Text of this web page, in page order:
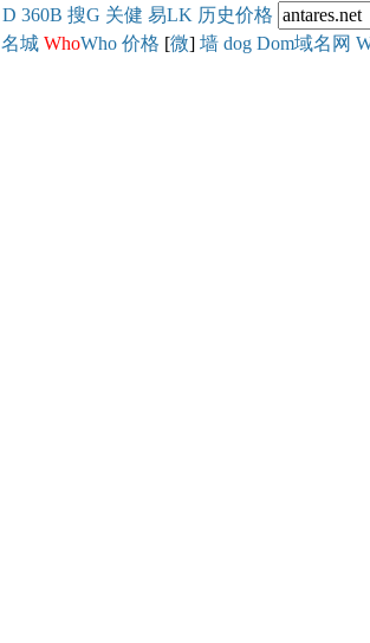
D 360B 搜G 关健 易LK 历史价格
名城 WhoWho 价格 [微] 墙 dog Dom域名网